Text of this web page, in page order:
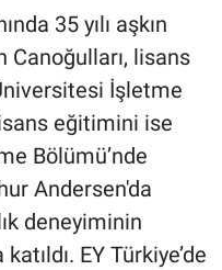
35 yılı aşkın
lisans
İşletme
eğitimini ise
Bölümü’nde
Andersen'da
deneyiminin
katıldı. EY Türkiye’de